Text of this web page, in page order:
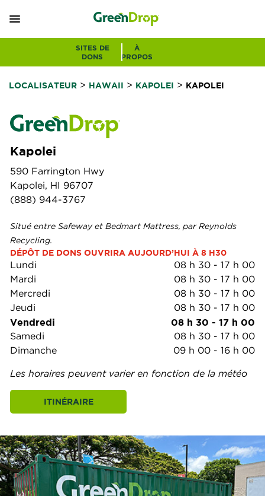
SITES DE
DONS
À
PROPOS
LOCALISATEUR > HAWAII > KAPOLEI > KAPOLEI
Kapolei
590 Farrington Hwy
Kapolei, HI 96707
(888) 944-3767
Situé entre Safeway et Bedmart Mattress, par Reynolds
Recycling.
DÉPÔT DE DONS OUVRIRA AUJOURD’HUI À 8 H30
Lundi 08 h 30 - 17 h 00
Mardi
08 h 30 - 17 h 00
Mercredi
08 h 30 - 17 h 00
Jeudi
08 h 30 - 17 h 00
Vendredi 08 h 30 - 17 h 00
Samedi 08 h 30 - 17 h 00
Dimanche
09 h 00 - 16 h 00
Les horaires peuvent varier en fonction de la météo
ITINÉRAIRE